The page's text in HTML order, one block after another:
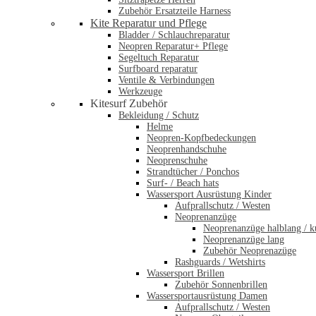
Zubehör Ersatzteile Harness
Kite Reparatur und Pflege
Bladder / Schlauchreparatur
Neopren Reparatur+ Pflege
Segeltuch Reparatur
Surfboard reparatur
Ventile & Verbindungen
Werkzeuge
Kitesurf Zubehör
Bekleidung / Schutz
Helme
Neopren-Kopfbedeckungen
Neoprenhandschuhe
Neoprenschuhe
Strandtücher / Ponchos
Surf- / Beach hats
Wassersport Ausrüstung Kinder
Aufprallschutz / Westen
Neoprenanzüge
Neoprenanzüge halblang /
Neoprenanzüge lang
Zubehör Neoprenazüge
Rashguards / Wetshirts
Wassersport Brillen
Zubehör Sonnenbrillen
Wassersportausrüstung Damen
Aufprallschutz / Westen